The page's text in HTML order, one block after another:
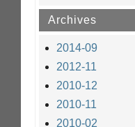
Archives
2014-09
2012-11
2010-12
2010-11
2010-02